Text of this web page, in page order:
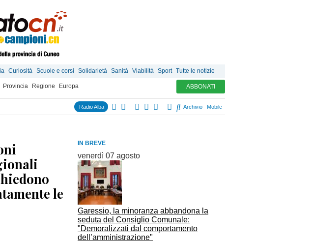
Curiosità Scuole e corsi Solidarietà Sanità Viabilità Sport Tutte le notizie
Provincia Regione Europa ABBONATI
Radio Alba Archivio Mobile
IN BREVE
venerdì 07 agosto
Garessio, la minoranza abbandona la
seduta del Consiglio Comunale:
"Demoralizzati dal comportamento
dell’amministrazione"
le